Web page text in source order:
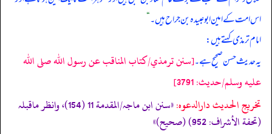
اس امت کے امین ابوعبیدہ بن جراح ہیں۔‏‏‏‏“
امام ترمذی کہتے ہیں:
یہ حدیث حسن صحیح ہے۔[سنن ترمذي/كتاب المناقب عن رسول الله صلى الله
عليه وسلم/حدیث: 3791]
تخریج الحدیث دارالدعوہ:
«سنن ابن ماجہ/المقدمة 11 (154)، وانظر ماقبلہ
(تحفة الأشراف: 952) (صحیح)»